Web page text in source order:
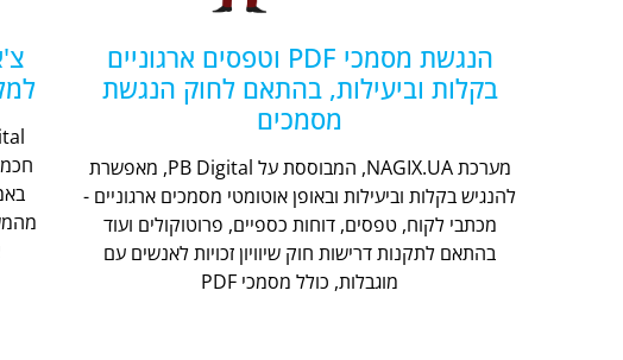
הנגשת מסמכי PDF וטפסים ארגוניים
בקלות וביעילות, בהתאם לחוק הנגשת
מסמכים
מערכת NAGIX.UA, המבוססת על PB Digital, מאפשרת
להנגיש בקלות וביעילות ובאופן אוטומטי מסמכים ארגוניים -
מכתבי לקוח, טפסים, דוחות כספיים, פרוטוקולים ועוד
בהתאם לתקנות דרישות חוק שיוויון זכויות לאנשים עם
מוגבלות, כולל מסמכי PDF